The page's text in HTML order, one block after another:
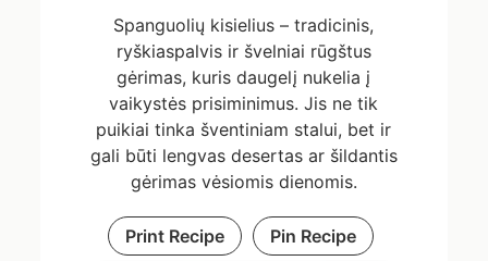
Spanguolių kisielius – tradicinis,
ryškiaspalvis ir švelniai rūgštus
gėrimas, kuris daugelį nukelia į
vaikystės prisiminimus. Jis ne tik
puikiai tinka šventiniam stalui, bet ir
gali būti lengvas desertas ar šildantis
gėrimas vėsiomis dienomis.
Print Recipe Pin Recipe